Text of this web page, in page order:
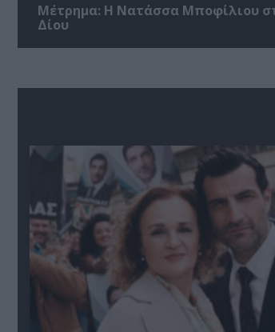
Μέτρημα: Η Νατάσσα Μποφίλιου
Δίου